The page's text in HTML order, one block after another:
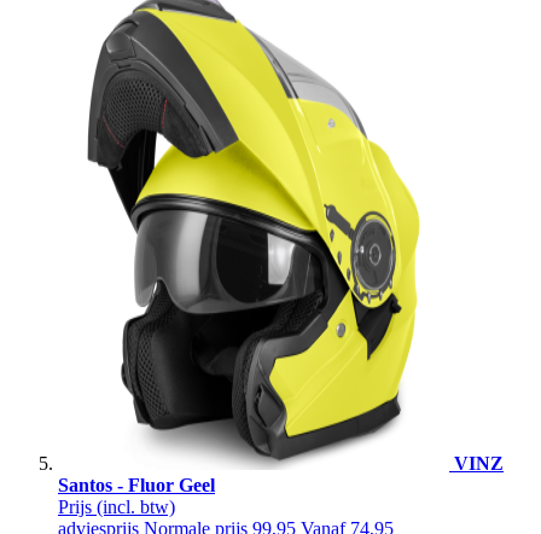
VINZ
Santos - Fluor Geel
Prijs (incl. btw)
adviesprijs Normale prijs 99,95 Vanaf 74,95